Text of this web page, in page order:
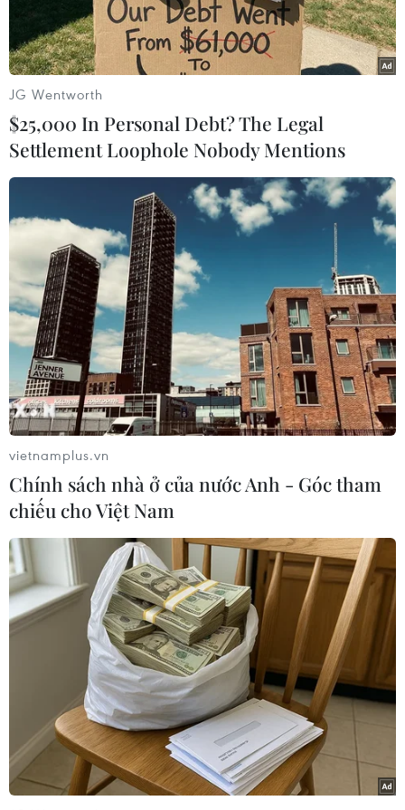
Tuyến đường sắt tốc độ cao của nước Lào. (Ảnh: Việt
Hùng/Vietnam+)
Bộ Giao thông Vận tải vừa có văn bản đề xuất
Thủ tướng Chính phủ xem xét, quyết định thành
lập Tổ công tác Xây dựng Đề án chủ trương đầu
tư Đường sắt Tốc độ cao trên trục Bắc-Nam.
Theo đó, Bộ Giao thông Vận tải đề xuất Thủ
tướng Chính phủ là Tổ trưởng Tổ công tác xây
dựng Đề án chủ trương đầu tư Đường sắt Tốc độ
cao trên trục Bắc-Nam; Tổ phó thường trực là
Phó Thủ tướng Chính phủ Trần Hồng Hà; 2 Tổ
phó là Bộ trưởng Bộ Kế hoạch và Đầu tư, Bộ
trưởng Bộ Giao thông Vận tải.
Các thành viên khác của Tổ công tác gồm: Bộ
trưởng Chủ nhiệm Văn phòng Chính phủ; Bộ
trưởng các Bộ: Tài chính, Xây dựng, Công
Thương, Khoa học và Công nghệ, Giáo dục và
Đào tạo; lãnh đạo các Bộ: Quốc phòng, Công an,
Nội vụ, Tư pháp, Ngoại giao, Tài nguyên và Môi
JG Wentworth
$25,000 In Personal Debt? The Legal
Settlement Loophole Nobody Mentions
vietnamplus.vn
Chính sách nhà ở của nước Anh - Góc tham
chiếu cho Việt Nam